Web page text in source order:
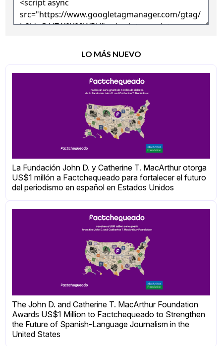
LO MÁS NUEVO
La Fundación John D. y Catherine T. MacArthur otorga
US$1 millón a Factchequeado para fortalecer el futuro
del periodismo en español en Estados Unidos
The John D. and Catherine T. MacArthur Foundation
Awards US$1 Million to Factchequeado to Strengthen
the Future of Spanish-Language Journalism in the
United States